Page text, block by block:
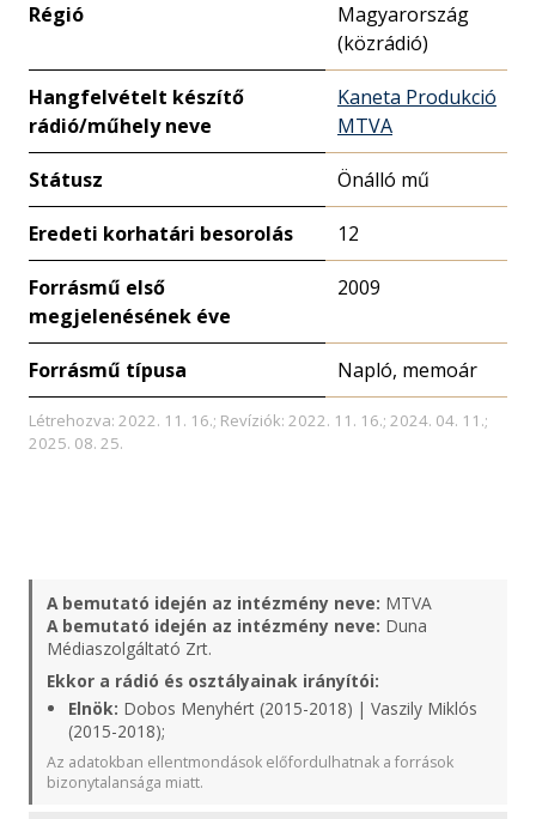
Régió
Magyarország
(közrádió)
Hangfelvételt készítő
rádió/műhely neve
Kaneta Produkció
MTVA
Státusz Önálló mű
Eredeti korhatári besorolás 12
Forrásmű első
megjelenésének éve
2009
Forrásmű típusa Napló, memoár
Létrehozva: 2022. 11. 16.; Revíziók: 2022. 11. 16.; 2024. 04. 11.;
2025. 08. 25.
A bemutató idején az intézmény neve: MTVA
A bemutató idején az intézmény neve: Duna
Médiaszolgáltató Zrt.
Ekkor a rádió és osztályainak irányítói:
Elnök: Dobos Menyhért (2015-2018) | Vaszily Miklós
(2015-2018);
Az adatokban ellentmondások előfordulhatnak a források
bizonytalansága miatt.